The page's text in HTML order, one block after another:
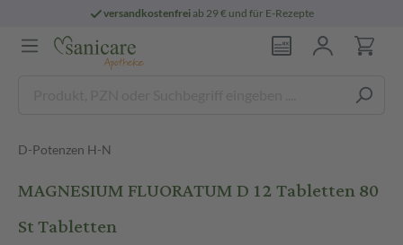
versandkostenfreiab 29 € und für E-Rezepte
D-Potenzen H-N
MAGNESIUM FLUORATUM D 12 Tabletten 80
St Tabletten